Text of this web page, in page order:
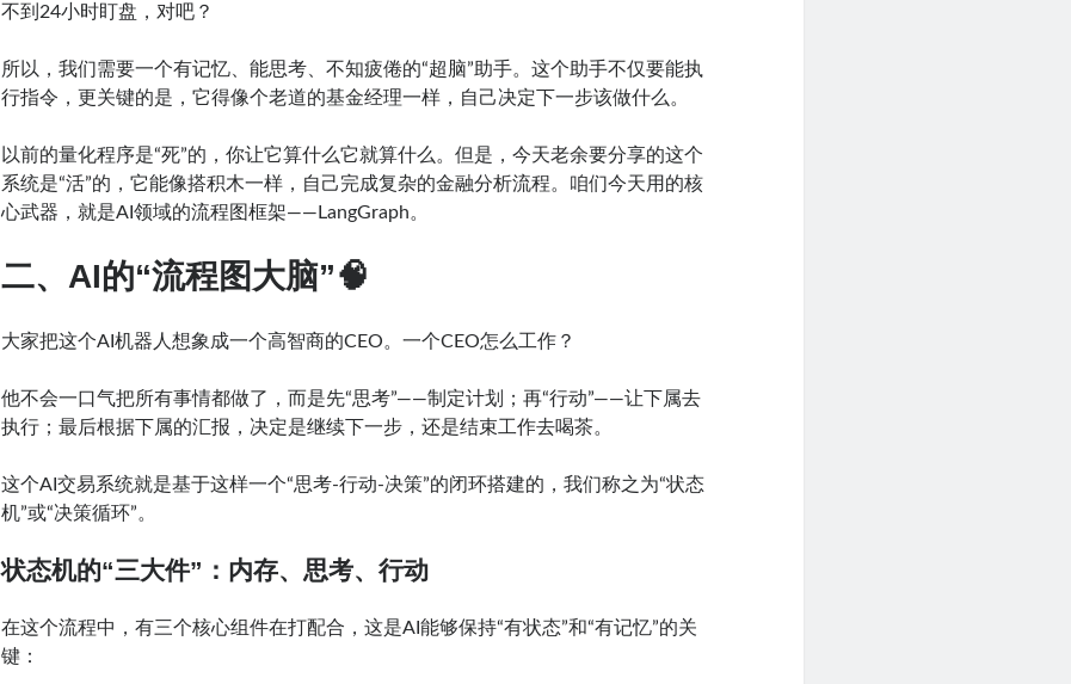
不到24小时盯盘，对吧？
所以，我们需要一个有记忆、能思考、不知疲倦的“超脑”助手。这个助手不仅要能执
行指令，更关键的是，它得像个老道的基金经理一样，自己决定下一步该做什么。
以前的量化程序是“死”的，你让它算什么它就算什么。但是，今天老余要分享的这个
系统是“活”的，它能像搭积木一样，自己完成复杂的金融分析流程。咱们今天用的核
心武器，就是AI领域的流程图框架——LangGraph。
二、AI的“流程图大脑”🧠
大家把这个AI机器人想象成一个高智商的CEO。一个CEO怎么工作？
他不会一口气把所有事情都做了，而是先“思考”——制定计划；再“行动”——让下属去
执行；最后根据下属的汇报，决定是继续下一步，还是结束工作去喝茶。
这个AI交易系统就是基于这样一个“思考-行动-决策”的闭环搭建的，我们称之为“状态
机”或“决策循环”。
状态机的“三大件”：内存、思考、行动
在这个流程中，有三个核心组件在打配合，这是AI能够保持“有状态”和“有记忆”的关
键：